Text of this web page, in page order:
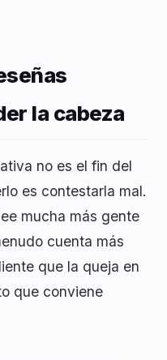
la cabeza
no es el fin del
es contestarla mal.
mucha más gente
cuenta más
que la queja en
que conviene